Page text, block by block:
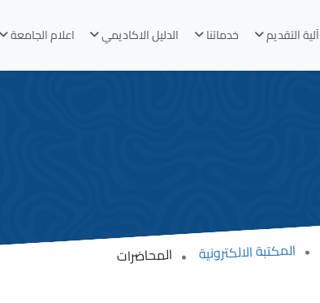
آلية التقديم خدماتنا الدليل الاكاديمي اعلام الجامعة
المكتبة الالكترونية المحاضرات